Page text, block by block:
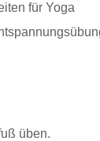
für Yoga
üben.